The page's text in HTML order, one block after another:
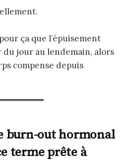
ça que l’épuisement
jour au lendemain, alors
compense depuis
burn-out hormonal
terme prête à